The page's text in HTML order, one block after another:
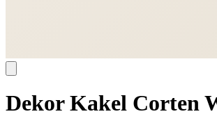
Dekor Kakel Corten